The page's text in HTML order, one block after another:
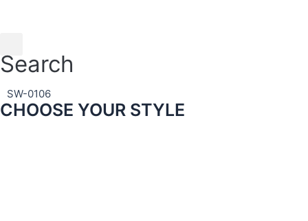
Search
SW-0106
CHOOSE YOUR STYLE